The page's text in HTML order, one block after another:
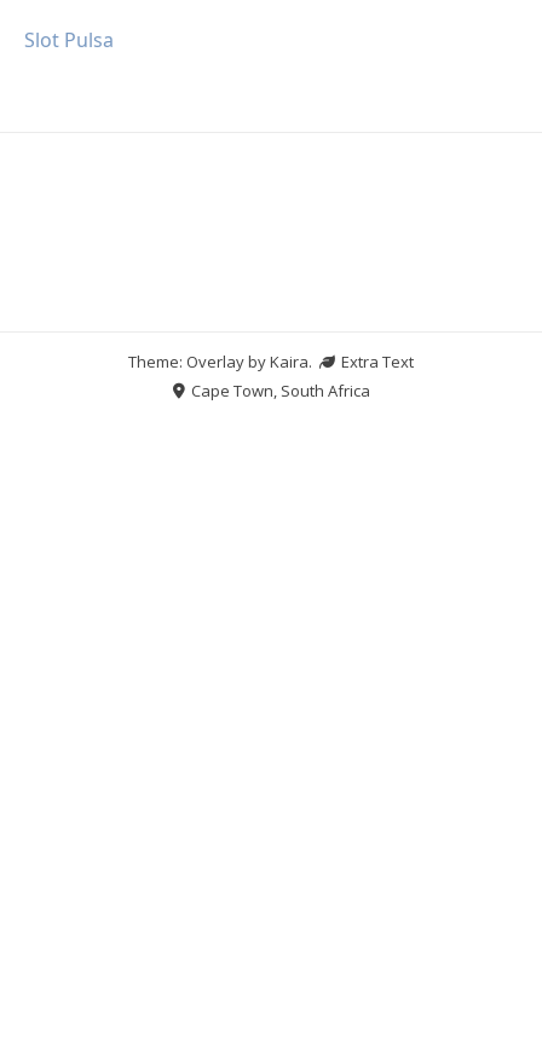
Slot Pulsa
Theme: Overlay byKaira.
Extra Text
Cape Town, South Africa